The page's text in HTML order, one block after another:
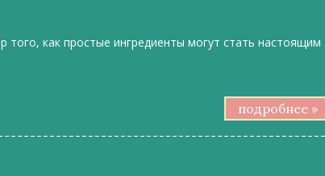
того, как простые ингредиенты могут стать настоящим
подробнее »